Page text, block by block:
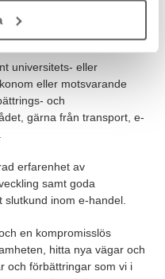
universitets- eller
eller motsvarande
och
gärna från transport, e-
erfarenhet av
samt goda
inom e-handel.
en kompromisslös
hitta nya vägar och
och förbättringar som vi i